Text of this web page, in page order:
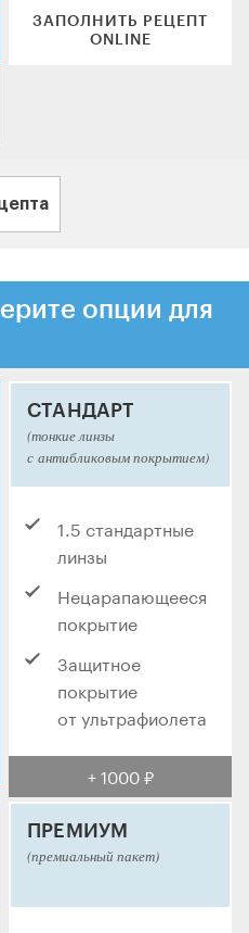
ЗАПОЛНИТЬ РЕЦЕПТ
ONLINE
опции для
СТАНДАРТ
(тонкие линзы
с антибликовым покрытием)
1.5 стандартные
линзы
Нецарапающееся
покрытие
Защитное
покрытие
от ультрафиолета
+ 1000 ₽
ПРЕМИУМ
(премиальный пакет)